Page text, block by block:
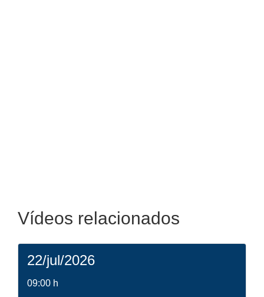
Vídeos relacionados
22/jul/2026
09:00 h